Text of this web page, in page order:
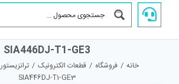
SIA446DJ-T1-GE3
خانه / فروشگاه / قطعات الکترونیک / ترانزیستور
SIA446DJ-T1-GE3